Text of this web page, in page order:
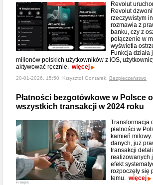
Revolut
Revolut
rzeczywistym
rozmawia z
banku, czy z
połączenie w
wyświetla
Funkcja
milionów polskich użytkowników z iOS,
aktywować ręcznie. więcej
20-01-2026, 15:50, Krzysztof Gontarek, Bezpieczeństwo
Płatności bezgotówkowe w Polsce
wszystkich transakcji w 2024 roku
Freepik
Transformacja
płatności w
kamień
danych, już
transakcji
realizowanych
efekt
rozpoczęły się
temu. więcej